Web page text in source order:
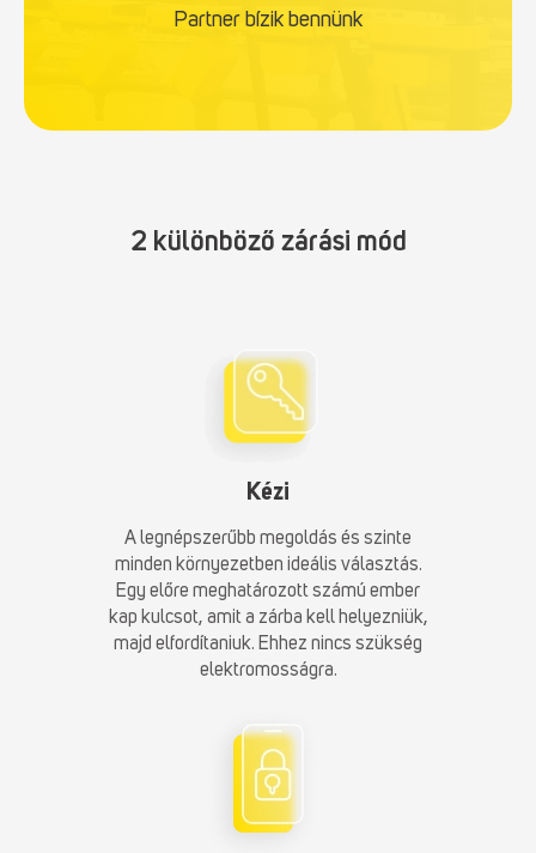
Partner bízik bennünk
2 különböző zárási mód
Kézi
A legnépszerűbb megoldás és szinte
minden környezetben ideális választás.
Egy előre meghatározott számú ember
kap kulcsot, amit a zárba kell helyezniük,
majd elfordítaniuk. Ehhez nincs szükség
elektromosságra.